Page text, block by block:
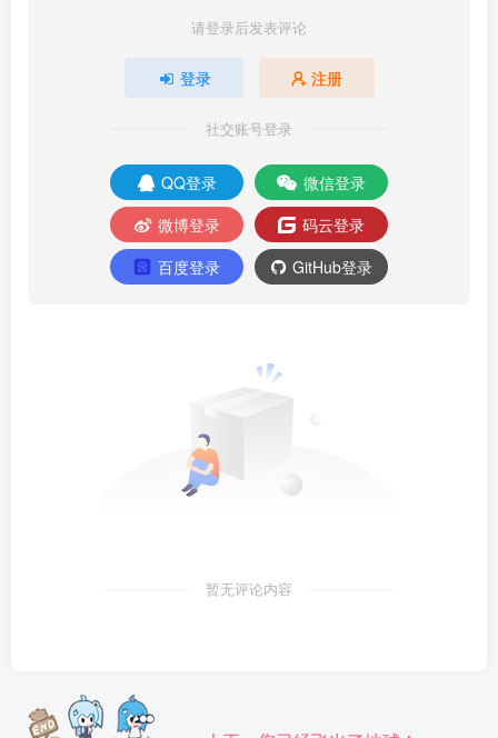
请登录后发表评论
登录 注册
社交账号登录
QQ登录
微信登录
微博登录
码云登录
百度登录
GitHub登录
暂无评论内容